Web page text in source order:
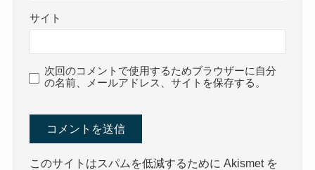
サイト
次回のコメントで使用するためブラウザーに自分
の名前、メールアドレス、サイトを保存する。
このサイトはスパムを低減するために Akismet を